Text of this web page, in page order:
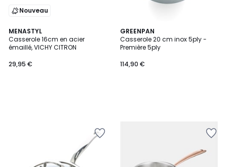
Nouveau
MENASTYL
Casserole 16cm en acier
émaillé, VICHY CITRON
29,95 €
GREENPAN
Casserole 20 cm inox 5ply -
Première 5ply
114,90 €